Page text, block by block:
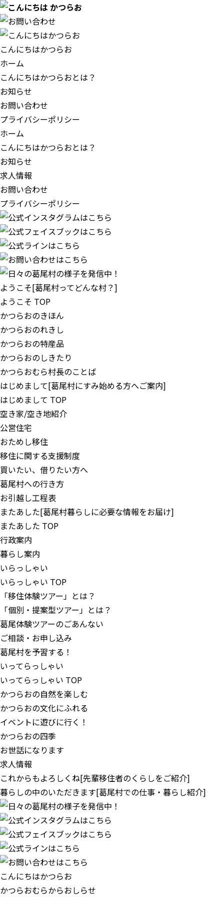
こんにちはかつらお
ホーム
こんにちはかつらおとは？
お知らせ
お問い合わせ
プライバシーポリシー
ホーム
こんにちはかつらおとは？
お知らせ
求人情報
お問い合わせ
プライバシーポリシー
ようこそ[葛尾村ってどんな村？]
ようこそ TOP
かつらおのきほん
かつらおのれきし
かつらおの特産品
かつらおのしきたり
かつらおむら村長のことば
はじめまして[葛尾村にすみ始める方へご案内]
はじめまして TOP
空き家/空き地紹介
公営住宅
おためし移住
移住に関する支援制度
買いたい、借りたい方へ
葛尾村への行き方
お引越し工程表
またあした[葛尾村暮らしに必要な情報をお届け]
またあした TOP
行政案内
暮らし案内
いらっしゃい
いらっしゃい TOP
「移住体験ツアー」とは？
「個別・提案型ツアー」とは？
葛尾体験ツアーのごあんない
ご相談・お申し込み
葛尾村を予習する！
いってらっしゃい
いってらっしゃい TOP
かつらおの自然を楽しむ
かつらおの文化にふれる
イベントに遊びに行く！
かつらおの四季
お世話になります
求人情報
これからもよろしくね[先輩移住者のくらしをご紹介]
暮らしの中のいただきます[葛尾村での仕事・暮らし紹介]
こんにちはかつらお
かつらおむらからおしらせ